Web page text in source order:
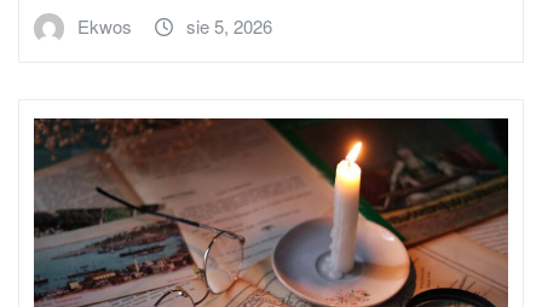
Ekwos sie 5, 2026